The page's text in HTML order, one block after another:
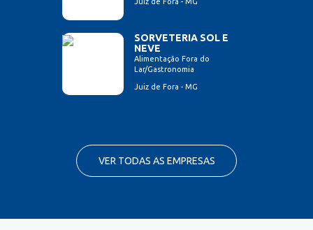
SORVETERIA SOL E
NEVE
Alimentação Fora do
Lar/Gastronomia
Juiz de Fora - MG
VER TODAS AS EMPRESAS